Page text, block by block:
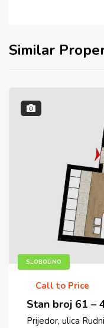
Similar
SLOBODNO
Call to Price
Stan broj 61 –
Prijedor, ulica